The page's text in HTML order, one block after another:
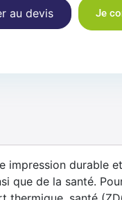
au devis Je
impression durable
que de la santé.